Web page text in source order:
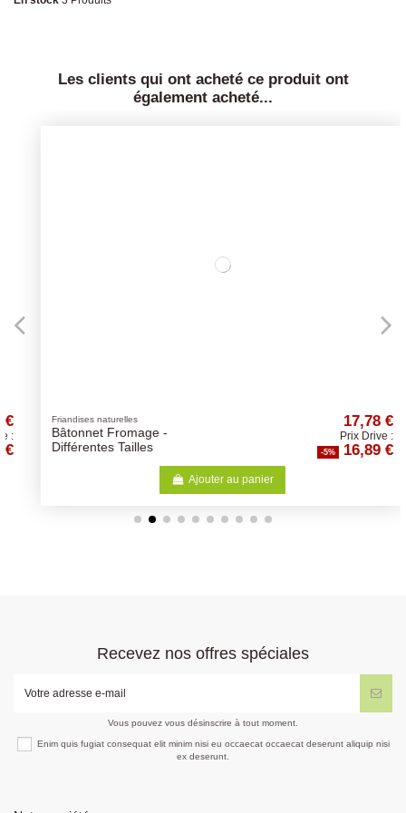
Les clients qui ont acheté ce produit ont
également acheté...
Friandises naturelles
Bâtonnet Fromage -
Différentes Tailles
17,78 €
Prix Drive :
16,89 €
Ajouter au panier
Recevez nos offres spéciales
Vous pouvez vous désinscrire à tout moment.
Enim quis fugiat consequat elit minim nisi eu occaecat occaecat deserunt aliquip nisi
ex deserunt.